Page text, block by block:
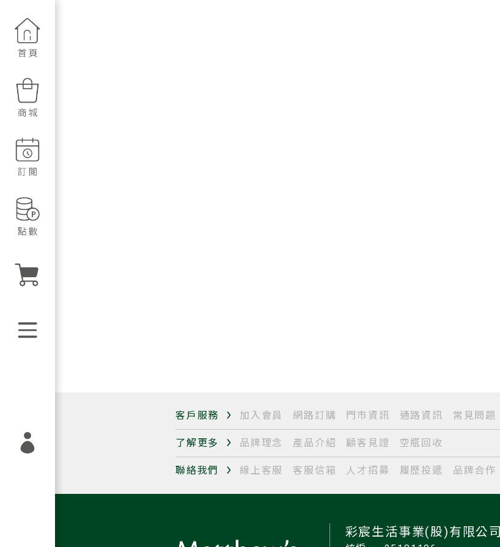
客戶服務 加入會員 網路訂購 門市資訊 通路資訊 常見問題
了解更多 品牌理念 產品介紹 顧客見證 空瓶回收
聯絡我們 線上客服 客服信箱 人才招募 履歷投遞 品牌合作
彩宸生活事業(股)有限公司